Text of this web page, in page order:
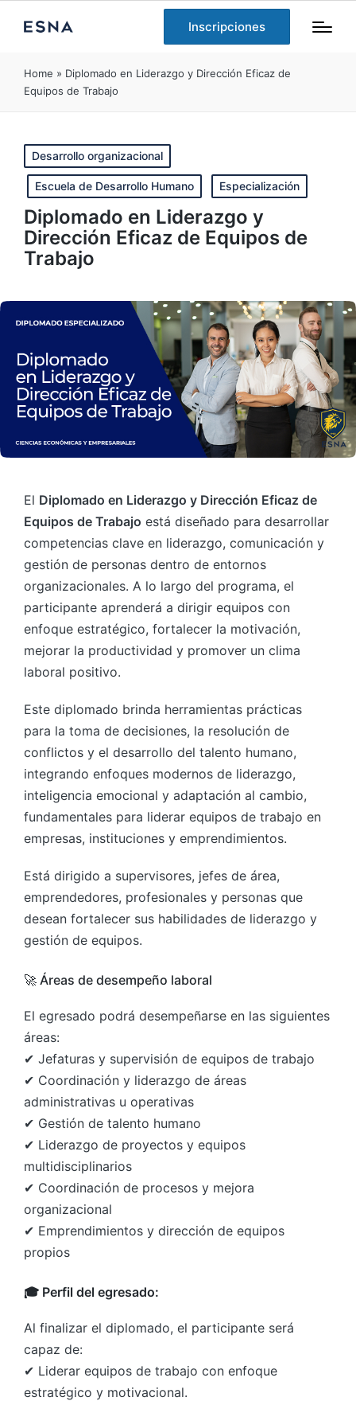
Inscripciones
Home » Diplomado en Liderazgo y Dirección Eficaz de
Equipos de Trabajo
Publicado
en
Desarrollo organizacional
Escuela de Desarrollo Humano Especialización
Diplomado en Liderazgo y
Dirección Eficaz de Equipos de
Trabajo
El Diplomado en Liderazgo y Dirección Eficaz de
Equipos de Trabajo está diseñado para desarrollar
competencias clave en liderazgo, comunicación y
gestión de personas dentro de entornos
organizacionales. A lo largo del programa, el
participante aprenderá a dirigir equipos con
enfoque estratégico, fortalecer la motivación,
mejorar la productividad y promover un clima
laboral positivo.
Este diplomado brinda herramientas prácticas
para la toma de decisiones, la resolución de
conflictos y el desarrollo del talento humano,
integrando enfoques modernos de liderazgo,
inteligencia emocional y adaptación al cambio,
fundamentales para liderar equipos de trabajo en
empresas, instituciones y emprendimientos.
Está dirigido a supervisores, jefes de área,
emprendedores, profesionales y personas que
desean fortalecer sus habilidades de liderazgo y
gestión de equipos.
🚀 Áreas de desempeño laboral
El egresado podrá desempeñarse en las siguientes
áreas:
✔ Jefaturas y supervisión de equipos de trabajo
✔ Coordinación y liderazgo de áreas
administrativas u operativas
✔ Gestión de talento humano
✔ Liderazgo de proyectos y equipos
multidisciplinarios
✔ Coordinación de procesos y mejora
organizacional
✔ Emprendimientos y dirección de equipos
propios
🎓 Perfil del egresado:
Al finalizar el diplomado, el participante será
capaz de:
✔ Liderar equipos de trabajo con enfoque
estratégico y motivacional.